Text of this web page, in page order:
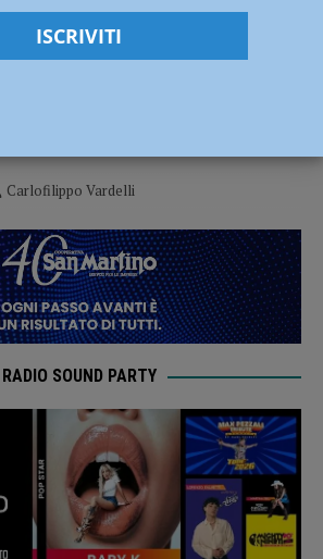
dalla Promozione in giù
le decisioni del
Carlofilippo Vardelli
RADIO SOUND PARTY